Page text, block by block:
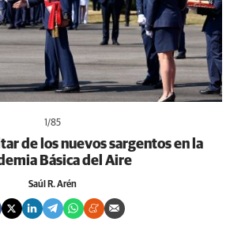
1/85
de los nuevos sargentos en la
Básica del Aire
Saúl R. Arén